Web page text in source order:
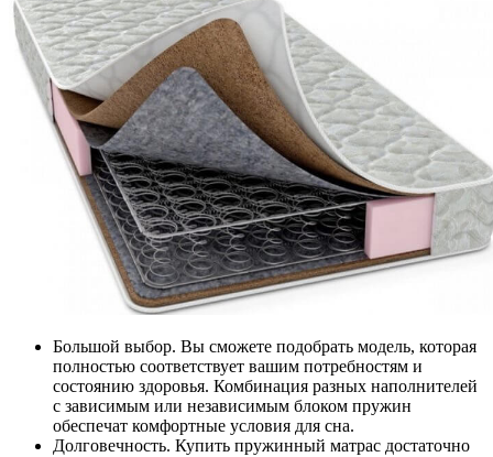
Большой выбор. Вы сможете подобрать модель, которая
полностью соответствует вашим потребностям и
состоянию здоровья. Комбинация разных наполнителей
с зависимым или независимым блоком пружин
обеспечат комфортные условия для сна.
Долговечность. Купить пружинный матрас достаточно